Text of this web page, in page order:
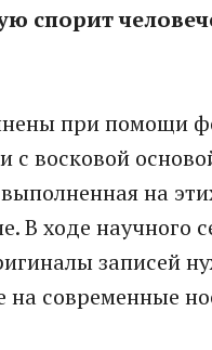
спорит
при помощи
с восковой
на
В ходе научного
записей
на современные